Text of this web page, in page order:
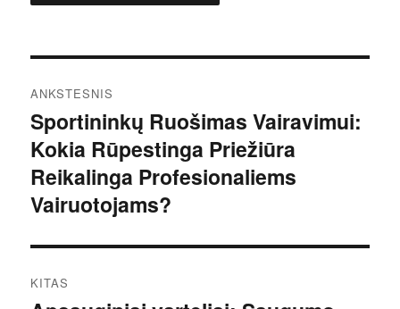
tarp
įrašų
ANKSTESNIS
Ankstesnis
įrašas:
Sportininkų Ruošimas Vairavimui:
Kokia Rūpestinga Priežiūra
Reikalinga Profesionaliems
Vairuotojams?
KITAS